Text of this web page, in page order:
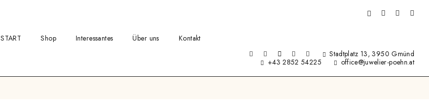
START Shop Interessantes Über uns
Kontakt
Stadtplatz 13, 3950 Gmünd
+43 2852 54225
office@juwelier-poehn.at